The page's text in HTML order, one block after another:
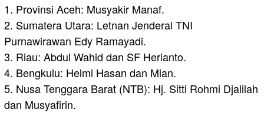
1. Provinsi Aceh: Musyakir Manaf.
2. Sumatera Utara: Letnan Jenderal TNI
Purnawirawan Edy Ramayadi.
3. Riau: Abdul Wahid dan SF Herianto.
4. Bengkulu: Helmi Hasan dan Mian.
5. Nusa Tenggara Barat (NTB): Hj. Sitti Rohmi Djalilah
dan Musyafirin.